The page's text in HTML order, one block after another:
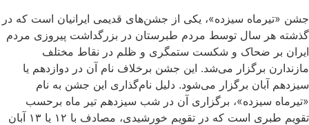
جشن «تیرماه سیزده»، یکی از جشن‌های قدیمی ایرانیان است که در
گذشته هر سال توسط مردم طبرستان در بزرگداشت پیروزی مردم
ایران بر ضحاک و شکست ستمگری و ظلم در نقاط مختلف
مازندارن برگزار می‌شد. این جشن برخلاف نام آن در دوازدهم یا
سیزدهم آبان برگزار می‌شود. دلیل نام‌گذاری این جشن به نام
«تیرماه سیزده»، برگزاری آن در شب سیزدهم تیر ماه برحسب
تقویم طبری است که در تقویم خورشیدی، مصادف با ۱۲ یا ۱۳ آبان